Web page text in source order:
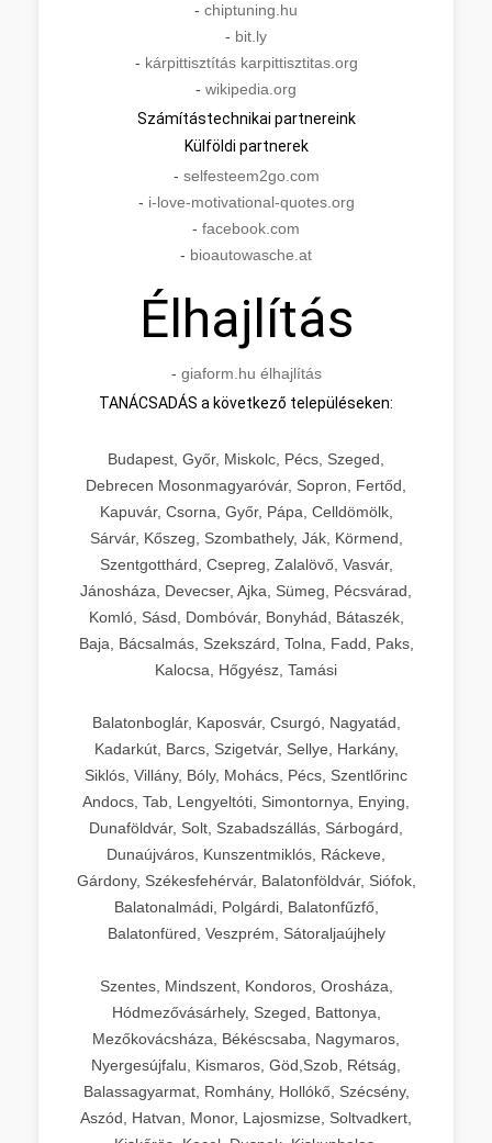
- chiptuning.hu
- bit.ly
- kárpittisztítás karpittisztitas.org
- wikipedia.org
Számítástechnikai partnereink
Külföldi partnerek
- selfesteem2go.com
- i-love-motivational-quotes.org
- facebook.com
- bioautowasche.at
Élhajlítás
- giaform.hu élhajlítás
TANÁCSADÁS a következő településeken:
Budapest, Győr, Miskolc, Pécs, Szeged,
Debrecen Mosonmagyaróvár, Sopron, Fertőd,
Kapuvár, Csorna, Győr, Pápa, Celldömölk,
Sárvár, Kőszeg, Szombathely, Ják, Körmend,
Szentgotthárd, Csepreg, Zalalövő, Vasvár,
Jánosháza, Devecser, Ajka, Sümeg, Pécsvárad,
Komló, Sásd, Dombóvár, Bonyhád, Bátaszék,
Baja, Bácsalmás, Szekszárd, Tolna, Fadd, Paks,
Kalocsa, Hőgyész, Tamási
Balatonboglár, Kaposvár, Csurgó, Nagyatád,
Kadarkút, Barcs, Szigetvár, Sellye, Harkány,
Siklós, Villány, Bóly, Mohács, Pécs, Szentlőrinc
Andocs, Tab, Lengyeltóti, Simontornya, Enying,
Dunaföldvár, Solt, Szabadszállás, Sárbogárd,
Dunaújváros, Kunszentmiklós, Ráckeve,
Gárdony, Székesfehérvár, Balatonföldvár, Siófok,
Balatonalmádi, Polgárdi, Balatonfűzfő,
Balatonfüred, Veszprém, Sátoraljaújhely
Szentes, Mindszent, Kondoros, Orosháza,
Hódmezővásárhely, Szeged, Battonya,
Mezőkovácsháza, Békéscsaba, Nagymaros,
Nyergesújfalu, Kismaros, Göd,Szob, Rétság,
Balassagyarmat, Romhány, Hollókő, Szécsény,
Aszód, Hatvan, Monor, Lajosmizse, Soltvadkert,